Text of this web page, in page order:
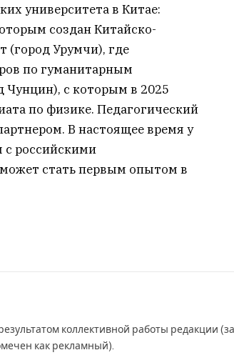
университета в Китае:
создан Китайско-
(город Урумчи), где
по гуманитарным
Чунцин), с которым в 2025
по физике. Педагогический
В настоящее время у
с российскими
стать первым опытом в
коллективной работы редакции (за
как рекламный).